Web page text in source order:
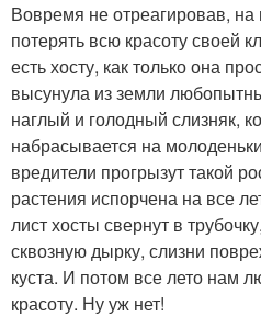
Вовремя не отреагировав,
потерять всю красоту своей
есть хосту, как только она
высунула из земли
наглый и голодный слизняк,
набрасывается на
вредители прогрызут такой
растения испорчена на все
лист хосты свернут в
сквозную дырку, слизни
куста. И потом все лето нам
красоту. Ну уж нет!